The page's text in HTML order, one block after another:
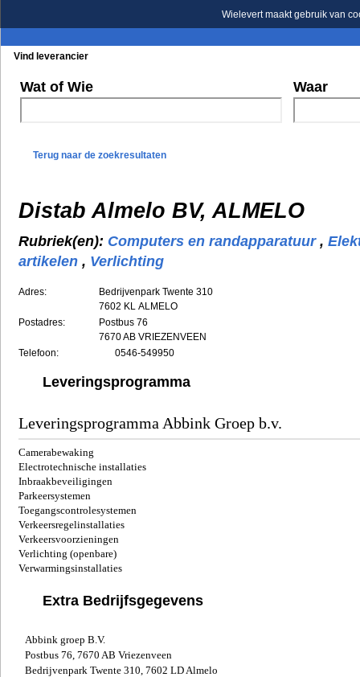
Wielevert maakt gebruik van
Vind leverancier
Wat of Wie Waar
Terug naar de zoekresultaten
Distab Almelo BV, ALMELO
Rubriek(en): Computers en randapparatuur,
artikelen , Verlichting
Adres:
Bedrijvenpark Twente 310
7602 KL ALMELO
Postadres:
Postbus 76
7670 AB VRIEZENVEEN
Telefoon:
0546-549950
Leveringsprogramma
Leveringsprogramma Abbink Groep b.v.
Camerabewaking
Electrotechnische installaties
Inbraakbeveiligingen
Parkeersystemen
Toegangscontrolesystemen
Verkeersregelinstallaties
Verkeersvoorzieningen
Verlichting (openbare)
Verwarmingsinstallaties
Extra Bedrijfsgegevens
Abbink groep B.V.
Postbus 76, 7670 AB Vriezenveen
Bedrijvenpark Twente 310, 7602 LD Almelo